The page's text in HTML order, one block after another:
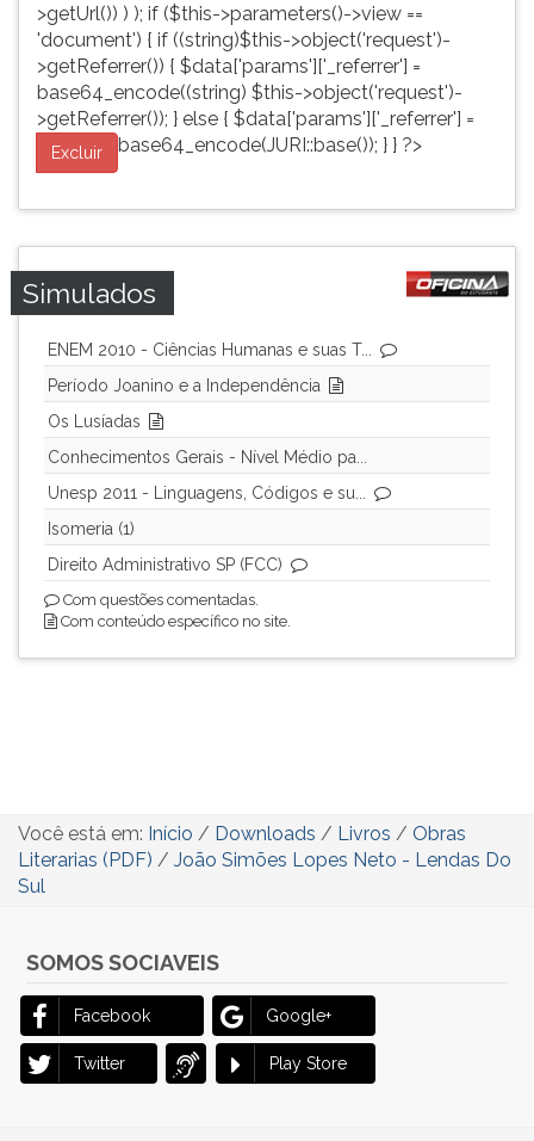
>getUrl()) ) ); if ($this->parameters()->view ==
'document') { if ((string)$this->object('request')-
>getReferrer()) { $data['params']['_referrer'] =
base64_encode((string) $this->object('request')-
>getReferrer()); } else { $data['params']['_referrer'] =
base64_encode(JURI::base()); } } ?>
Excluir
Simulados
ENEM 2010 - Ciências Humanas e suas T...
Período Joanino e a Independência
Os Lusíadas
Conhecimentos Gerais - Nível Médio pa...
Unesp 2011 - Linguagens, Códigos e su...
Isomeria (1)
Direito Administrativo SP (FCC)
Com questões comentadas.
Com conteúdo específico no site.
Você está em: Início / Downloads / Livros / Obras
Literarias (PDF) / João Simões Lopes Neto - Lendas Do
Sul
SOMOS SOCIAVEIS
Facebook Google+
Twitter Play Store